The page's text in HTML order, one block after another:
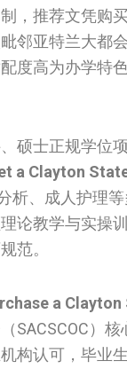
，推荐文凭购
邻亚特兰大都
度高为办学特
硕士正规学位
a Clayton
析、成人护理
论教学与实操
范。
a
SACSCOC）
认可，毕业